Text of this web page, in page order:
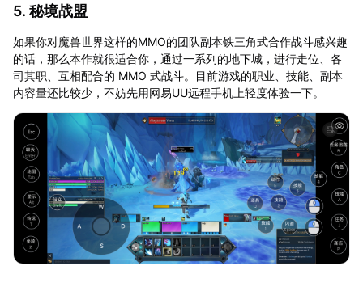
5. 秘境战盟
如果你对魔兽世界这样的MMO的团队副本铁三角式合作战斗感兴趣
的话，那么本作就很适合你，通过一系列的地下城，进行走位、各
司其职、互相配合的 MMO 式战斗。目前游戏的职业、技能、副本
内容量还比较少，不妨先用网易UU远程手机上轻度体验一下。